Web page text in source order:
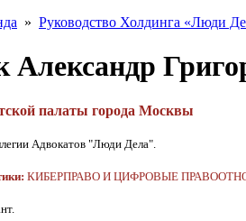
» Руководство Холдинга «Люди
Александр
палаты города Москвы
Адвокатов "Люди Дела".
КИБЕРПРАВО И ЦИФРОВЫЕ